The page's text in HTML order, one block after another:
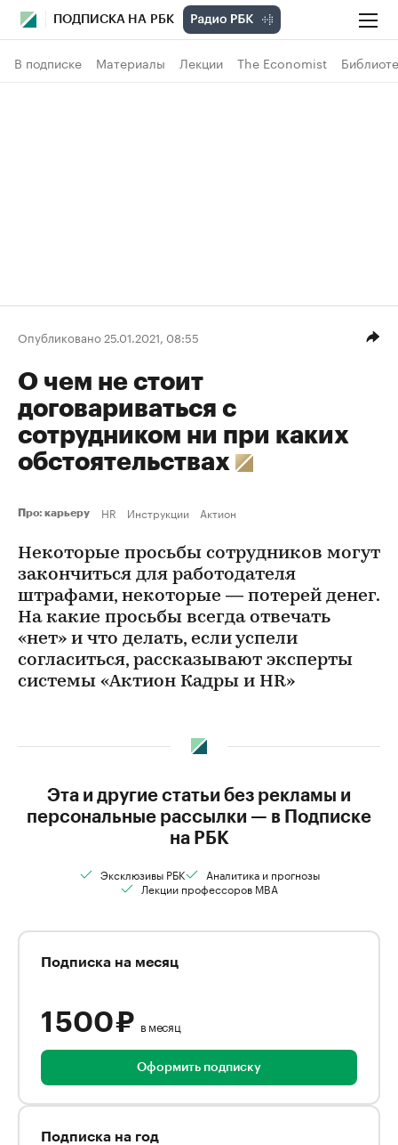
ПОДПИСКА НА РБК
В подписке Материалы Лекции The Economist
Опубликовано 25.01.2021, 08:55
О чем не стоит
договариваться с
сотрудником ни при каких
обстоятельствах
Про: карьеру HR Инструкции Актион
Некоторые просьбы сотрудников могут
закончиться для работодателя
штрафами, некоторые — потерей денег.
На какие просьбы всегда отвечать
«нет» и что делать, если успели
согласиться, рассказывают эксперты
системы «Актион Кадры и HR»
Эта и другие статьи без рекламы и
персональные рассылки — в Подписке
на РБК
Эксклюзивы РБК
Аналитика и прогнозы
Лекции профессоров MBA
Подписка на месяц
1 500 ₽ в месяц
Оформить подписку
Подписка на год